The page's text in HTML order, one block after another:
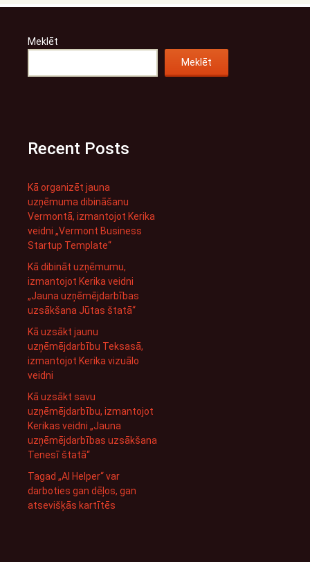
Meklēt
Meklēt
Recent Posts
Kā organizēt jauna
uzņēmuma dibināšanu
Vermontā, izmantojot Kerika
veidni „Vermont Business
Startup Template“
Kā dibināt uzņēmumu,
izmantojot Kerika veidni
„Jauna uzņēmējdarbības
uzsākšana Jūtas štatā“
Kā uzsākt jaunu
uzņēmējdarbību Teksasā,
izmantojot Kerika vizuālo
veidni
Kā uzsākt savu
uzņēmējdarbību, izmantojot
Kerikas veidni „Jauna
uzņēmējdarbības uzsākšana
Tenesī štatā“
Tagad „AI Helper“ var
darboties gan dēļos, gan
atsevišķās kartītēs